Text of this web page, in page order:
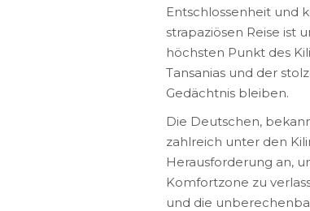
Entschlossenheit und
strapaziösen Reise ist
höchsten Punkt des
Tansanias und der
Gedächtnis bleiben.
Die Deutschen,
zahlreich unter den
Herausforderung an,
Komfortzone zu
und die